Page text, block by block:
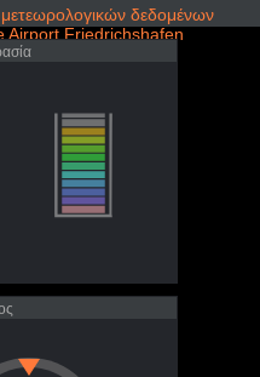
δεδομένων
Friedrichshafen